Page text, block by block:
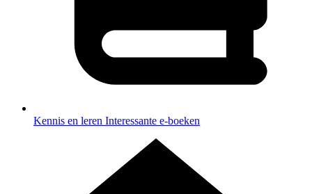
Kennis en leren Interessante e-boeken